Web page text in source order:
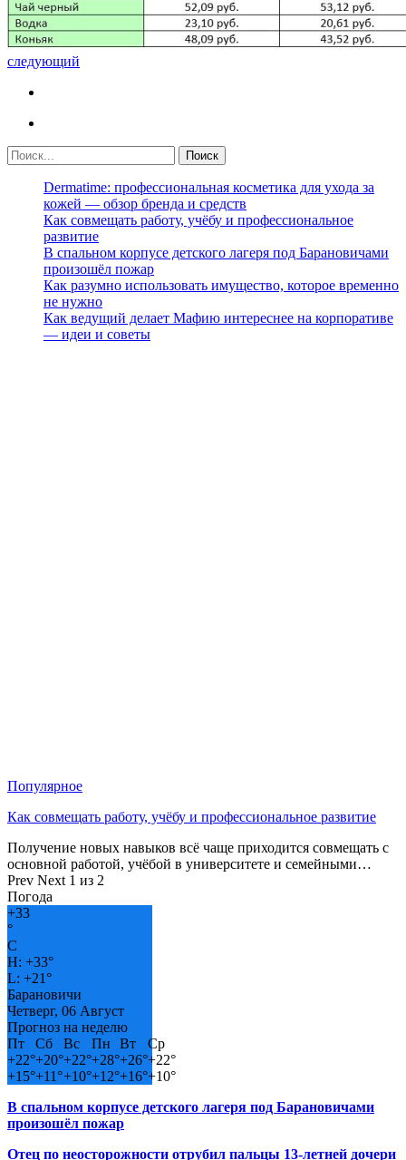
следующий
Dermatime: профессиональная косметика для ухода за
кожей — обзор бренда и средств
Как совмещать работу, учёбу и профессиональное
развитие
В спальном корпусе детского лагеря под Барановичами
произошёл пожар
Как разумно использовать имущество, которое временно
не нужно
Как ведущий делает Мафию интереснее на корпоративе
— идеи и советы
Популярное
Как совмещать работу, учёбу и профессиональное развитие
Получение новых навыков всё чаще приходится совмещать с
основной работой, учёбой в университете и семейными…
Prev Next 1 из 2
Погода
+33
°
C
H: +33°
L: +21°
Барановичи
Четверг, 06 Август
Прогноз на неделю
Пт
Сб Вс Пн Вт
Ср
+22°+20°+22°+28°+26°+22°
+15°+11°+10°+12°+16°+10°
В спальном корпусе детского лагеря под Барановичами
произошёл пожар
Отец по неосторожности отрубил пальцы 13-летней дочери